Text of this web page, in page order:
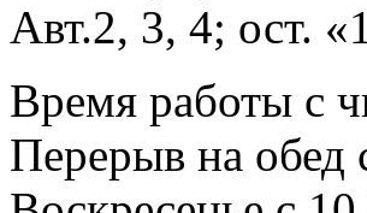
Авт.2, 3, 4; ост.
Время работы с
Перерыв на обед